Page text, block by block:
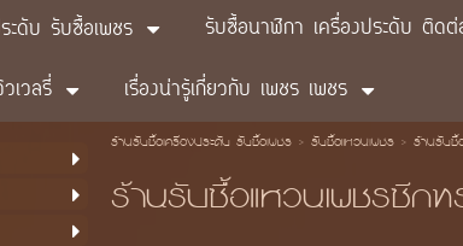
ะดับ รับซื้อเพชร รับซื้อนาฬิกา เครื่องประดับ ติดต่
เวลรี่
เรื่องน่ารู้เกี่ยวกับ เพชร เพชร
ร้านรับซื้อเครื่องประดับ รับซื้อเพชร> รับซื้อแหวนเพชร> ร้านรับซื้
ร้านรับซื้อแหวนเพชรซีก